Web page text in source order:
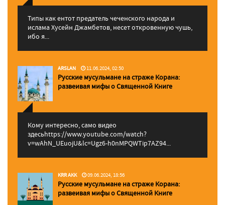
Типы как ентот предатель чеченского народа и
ислама Хусейн Джамбетов, несет откровенную чушь,
ибо я...
ARSLAN 11.06.2024, 02:50
Русские мусульмане на страже Корана:
pазвеивая мифы о Священной Книге
Кому интересно, само видео
здесьhttps://www.youtube.com/watch?
v=wAhN_UEuojU&lc=Ugz6-h0nMPQWTip7AZ94...
KRR AKK 09.06.2024, 18:56
Русские мусульмане на страже Корана:
pазвеивая мифы о Священной Книге